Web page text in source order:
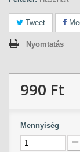
Tweet
Nyomtatás
990 Ft‎
Mennyiség